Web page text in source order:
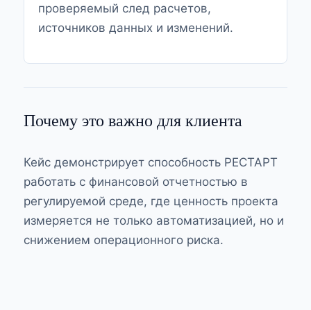
проверяемый след расчетов,
источников данных и изменений.
Почему это важно для клиента
Кейс демонстрирует способность РЕСТАРТ
работать с финансовой отчетностью в
регулируемой среде, где ценность проекта
измеряется не только автоматизацией, но и
снижением операционного риска.